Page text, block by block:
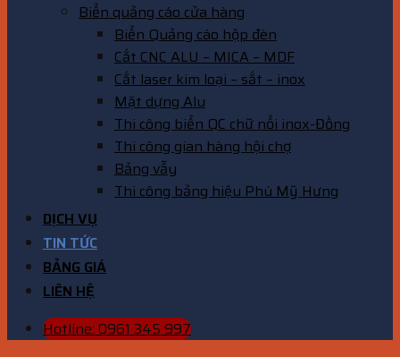
Biển quảng cáo cửa hàng
Biển Quảng cáo hộp đèn
Cắt CNC ALU – MICA – MDF
Cắt laser kim loại – sắt – inox
Mặt dựng Alu
Thi công biển QC chữ nổi inox-Đồng
Thi công gian hàng hội chợ
Bảng vẫy
Thi công bảng hiệu Phú Mỹ Hưng
DỊCH VỤ
TIN TỨC
BẢNG GIÁ
LIÊN HỆ
Hotline: 0961 345 997